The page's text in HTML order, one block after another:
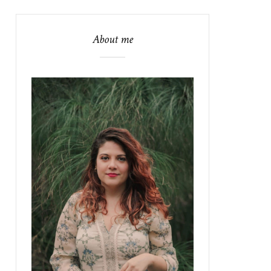
About me